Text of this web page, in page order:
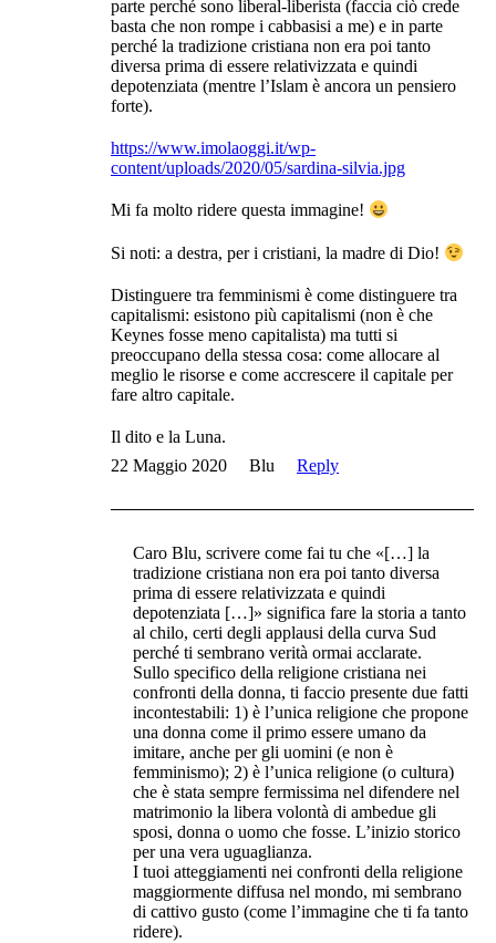
parte perché sono liberal-liberista (faccia ciò crede
basta che non rompe i cabbasisi a me) e in parte
perché la tradizione cristiana non era poi tanto
diversa prima di essere relativizzata e quindi
depotenziata (mentre l’Islam è ancora un pensiero
forte).
https://www.imolaoggi.it/wp-
content/uploads/2020/05/sardina-silvia.jpg
Mi fa molto ridere questa immagine!
Si noti: a destra, per i cristiani, la madre di Dio!
Distinguere tra femminismi è come distinguere tra
capitalismi: esistono più capitalismi (non è che
Keynes fosse meno capitalista) ma tutti si
preoccupano della stessa cosa: come allocare al
meglio le risorse e come accrescere il capitale per
fare altro capitale.
Il dito e la Luna.
22 Maggio 2020
Blu Reply
Caro Blu, scrivere come fai tu che «[…] la
tradizione cristiana non era poi tanto diversa
prima di essere relativizzata e quindi
depotenziata […]» significa fare la storia a tanto
al chilo, certi degli applausi della curva Sud
perché ti sembrano verità ormai acclarate.
Sullo specifico della religione cristiana nei
confronti della donna, ti faccio presente due fatti
incontestabili: 1) è l’unica religione che propone
una donna come il primo essere umano da
imitare, anche per gli uomini (e non è
femminismo); 2) è l’unica religione (o cultura)
che è stata sempre fermissima nel difendere nel
matrimonio la libera volontà di ambedue gli
sposi, donna o uomo che fosse. L’inizio storico
per una vera uguaglianza.
I tuoi atteggiamenti nei confronti della religione
maggiormente diffusa nel mondo, mi sembrano
di cattivo gusto (come l’immagine che ti fa tanto
ridere).